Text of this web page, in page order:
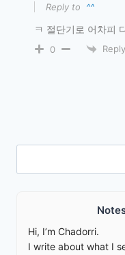
Reply to ^^
ㅋ 절단기로 어차피
0 Reply
Hi, I’m Chadorri.
I write about what I